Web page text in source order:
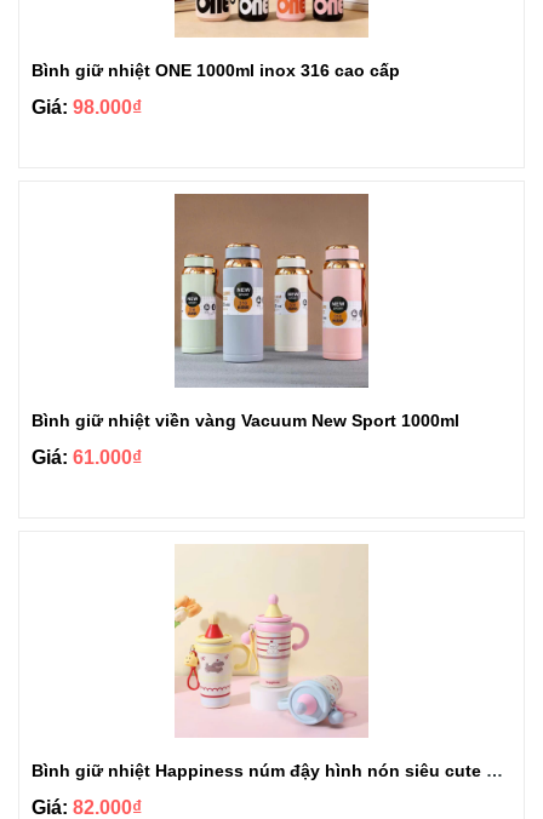
Bình giữ nhiệt ONE 1000ml inox 316 cao cấp
Giá: 98.000₫
Bình giữ nhiệt viền vàng Vacuum New Sport 1000ml
Giá: 61.000₫
Bình giữ nhiệt Happiness núm đậy hình nón siêu cute 650ml
Giá: 82.000₫